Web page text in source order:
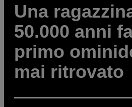
Una
50.000 anni
primo
mai ritrovato